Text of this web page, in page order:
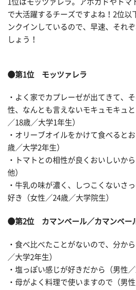
1位はモッツァレラ。アボガドやトマ
で大活躍するチーズですよね！2位以
ンクインしているので、早速、それ
しょう！
●第1位 モッツァレラ
・よく家でカプレーゼが出てきて、
性、なんとも言えないモキュモキュ
／18歳／大学1年生）
・オリーブオイルをかけて食べると
歳／大学2年生）
・トマトとの相性が良くおいしいか
他）
・牛乳の味が濃く、しつこくないさ
好き（女性／24歳／大学院生）
●第2位 カマンベール／カマンベー
・食べ比べたことがないので、分か
／大学2年生）
・塩っぽい感じが好きだから（男性
・母がよく料理で使いますので（男